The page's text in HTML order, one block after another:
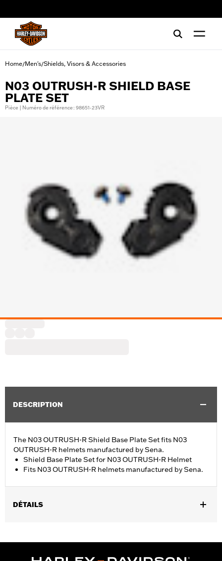
Home/Men's/Shields, Visors & Accessories
N03 OUTRUSH-R SHIELD BASE
PLATE SET
Pièce | Numéro de référence : 98651-23VR
DESCRIPTION
The N03 OUTRUSH-R Shield Base Plate Set fits N03
OUTRUSH-R helmets manufactured by Sena.
Shield Base Plate Set for N03 OUTRUSH-R Helmet
Fits N03 OUTRUSH-R helmets manufactured by Sena.
DÉTAILS